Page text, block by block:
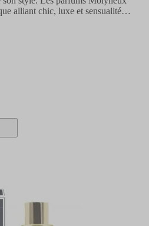
alliant chic, luxe et sensualité…